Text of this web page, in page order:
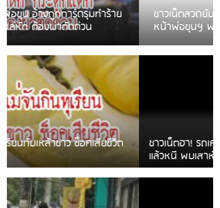
ชาวเน็ตสวดยับ! พบพม่าเร่ขายพวงมาลัย
หน้าพ่อขุนฯ พอไม่ซื้อเดินตาม
ชาวเน็ตฮา! รถเครื่องแม่สายชนป้ายร้านโลงศพ
แล้วหนี พบเสาหัก เบรคหัก หวิดได้ใช้บริการ